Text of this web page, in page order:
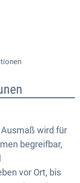
wird für
begreifbar,
vor Ort, bis